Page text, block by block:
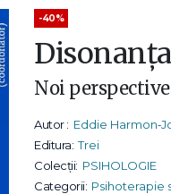
-40%
Noi
Autor : Eddie
Editura: Trei
Colecții: PSIHOLOGIE
Categorii: Psihoterapie